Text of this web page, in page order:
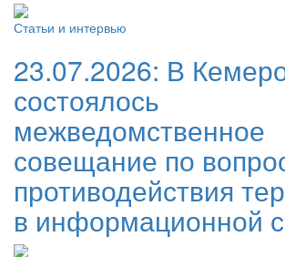
Статьи и интервью
23.07.2026: В
состоялось
межведомственное
совещание по
противодействия
в информационной